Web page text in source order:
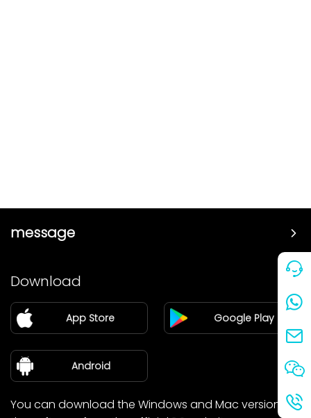
message
Partner
Blog
about Us
Download
App Store Google Play
Android
You can download the Windows and Mac versions of